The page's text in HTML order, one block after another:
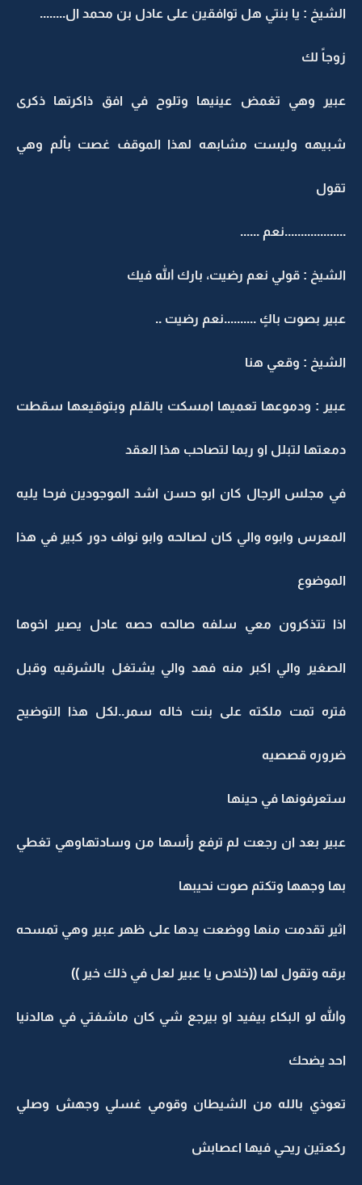
الشيخ : يا بنتي هل توافقين على عادل بن محمد ال........
زوجاً لك
عبير وهي تغمض عينيها وتلوح في افق ذاكرتها ذكرى
شبيهه وليست مشابهه لهذا الموقف غصت بألم وهي
تقول
...................نعم ......
الشيخ : قولي نعم رضيت، بارك الله فيك
عبير بصوت باكٍ ..........نعم رضيت ..
الشيخ : وقعي هنا
عبير : ودموعها تعميها امسكت بالقلم وبتوقيعها سقطت
دمعتها لتبلل او ربما لتصاحب هذا العقد
في مجلس الرجال كان ابو حسن اشد الموجودين فرحا يليه
المعرس وابوه والي كان لصالحه وابو نواف دور كبير في هذا
الموضوع
اذا تتذكرون معي سلفه صالحه حصه عادل يصير اخوها
الصغير والي اكبر منه فهد والي يشتغل بالشرقيه وقبل
فتره تمت ملكته على بنت خاله سمر..لكل هذا التوضيح
ضروره قصصيه
ستعرفونها في حينها
عبير بعد ان رجعت لم ترفع رأسها من وسادتهاوهي تغطي
بها وجهها وتكتم صوت نحيبها
اثير تقدمت منها ووضعت يدها على ظهر عبير وهي تمسحه
برقه وتقول لها ((خلاص يا عبير لعل في ذلك خير ))
والله لو البكاء بيفيد او بيرجع شي كان ماشفتي في هالدنيا
احد يضحك
تعوذي بالله من الشيطان وقومي غسلي وجهش وصلي
ركعتين ريحي فيها اعصابش